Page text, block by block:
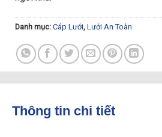
Danh mục: Cáp Lưới, Lưới An Toàn
Thông tin chi tiết